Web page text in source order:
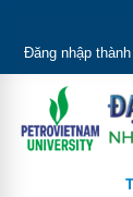
Đăng nhập